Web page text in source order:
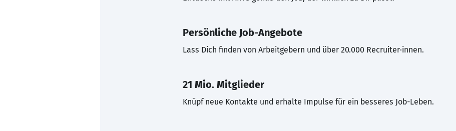
Persönliche Job-Angebote
Lass Dich finden von Arbeitgebern und über 20.000 Recruiter·innen.
21 Mio. Mitglieder
Knüpf neue Kontakte und erhalte Impulse für ein besseres Job-Leben.